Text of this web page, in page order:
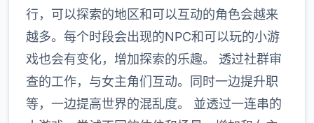
行，可以探索的地区和可以互动的角色会越来
越多。每个时段会出现的NPC和可以玩的小游
戏也会有变化，增加探索的乐趣。 透过社群审
查的工作，与女主角们互动。同时一边提升职
等，一边提高世界的混乱度。 並透过一连串的